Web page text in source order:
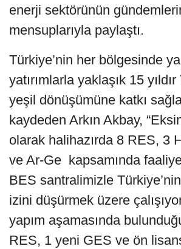
enerji sektörünün
mensuplarıyla paylaştı.
Türkiye’nin her bölgesinde
yatırımlarla yaklaşık 15
yeşil dönüşümüne katkı
kaydeden Arkın Akbay,
olarak halihazırda 8 RES, 3
ve Ar-Ge kapsamında
BES santralimizle
izini düşürmek üzere
yapım aşamasında
RES, 1 yeni GES ve ön